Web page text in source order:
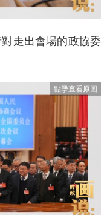
走出會場的政協委